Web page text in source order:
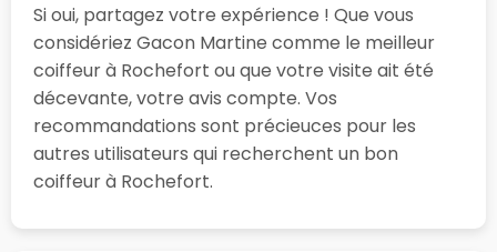
Si oui, partagez votre expérience ! Que vous
considériez Gacon Martine comme le meilleur
coiffeur à Rochefort ou que votre visite ait été
décevante, votre avis compte. Vos
recommandations sont précieuces pour les
autres utilisateurs qui recherchent un bon
coiffeur à Rochefort.